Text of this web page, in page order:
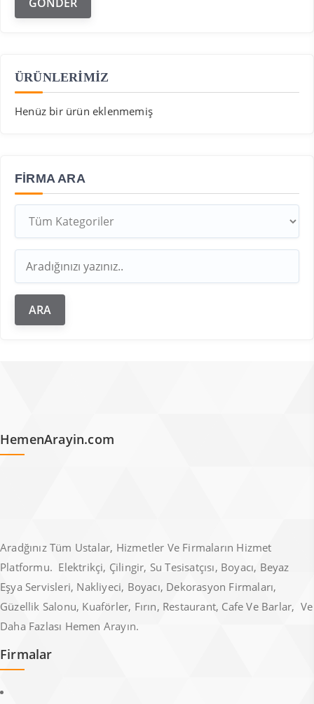
ÜRÜNLERİMİZ
Henüz bir ürün eklenmemiş
FIRMA ARA
HemenArayin.com
Aradğınız Tüm Ustalar, Hizmetler Ve Firmaların Hizmet
Platformu. Elektrikçi, Çilingir, Su Tesisatçısı, Boyacı, Beyaz
Eşya Servisleri, Nakliyeci, Boyacı, Dekorasyon Firmaları,
Güzellik Salonu, Kuaförler, Fırın, Restaurant, Cafe Ve Barlar, Ve
Daha Fazlası Hemen Arayın.
Firmalar